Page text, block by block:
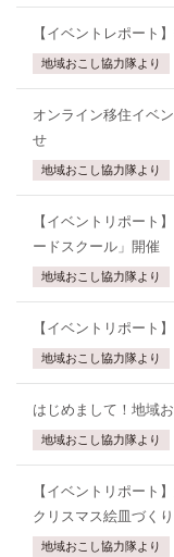
【イベントレポート
地域おこし協力隊より
オンライン移住イベ
せ
地域おこし協力隊より
【イベントリポート
ードスクール」開催
地域おこし協力隊より
【イベントリポート
地域おこし協力隊より
はじめまして！地域
地域おこし協力隊より
【イベントリポート
クリスマス絵皿づくり
地域おこし協力隊より